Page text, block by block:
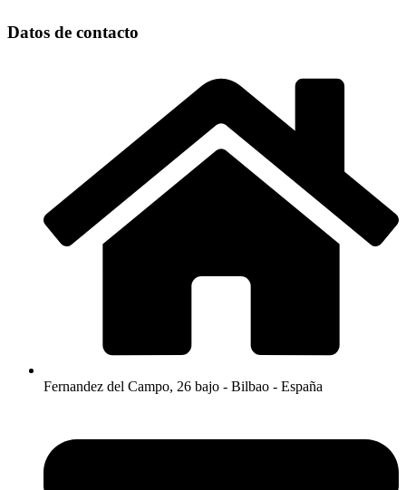
Datos de contacto
Fernandez del Campo, 26 bajo - Bilbao - España